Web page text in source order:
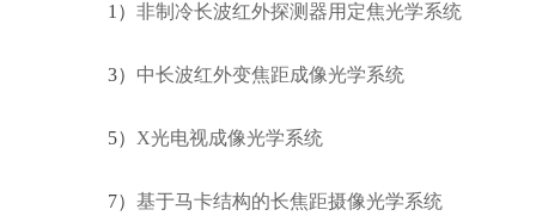
1） 非制冷长波红外探测器用定焦光学系统
3） 中长波红外变焦距成像光学系统
5） X光电视成像光学系统
7） 基于马卡结构的长焦距摄像光学系统